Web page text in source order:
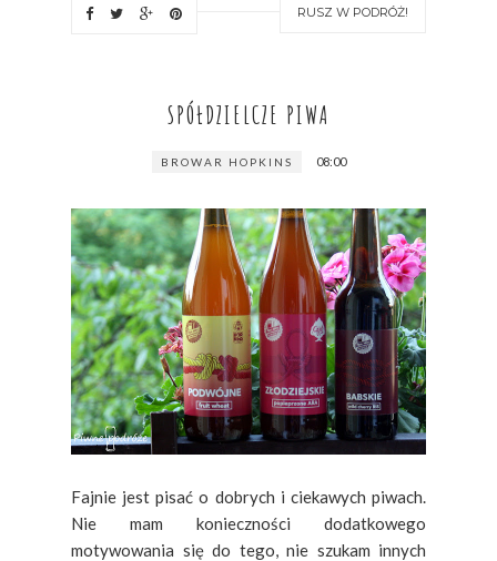
RUSZ W PODRÓŻ!
SPÓŁDZIELCZE PIWA
BROWAR HOPKINS 08:00
Fajnie jest pisać o dobrych i ciekawych piwach.
Nie mam konieczności dodatkowego
motywowania się do tego, nie szukam innych